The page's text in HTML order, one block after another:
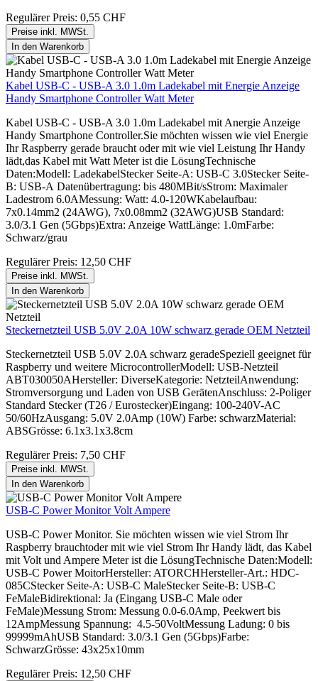
Regulärer Preis: 0,55 CHF
Preise inkl. MWSt.
In den Warenkorb
Kabel USB-C - USB-A 3.0 1.0m Ladekabel mit Energie Anzeige
Handy Smartphone Controller Watt Meter
Kabel USB-C - USB-A 3.0 1.0m Ladekabel mit Anergie Anzeige
Handy Smartphone Controller.Sie möchten wissen wie viel Energie
Ihr Raspberry gerade braucht oder mit wie viel Leistung Ihr Handy
lädt,das Kabel mit Watt Meter ist die LösungTechnische
Daten:Modell: LadekabelStecker Seite-A: USB-C 3.0Stecker Seite-
B: USB-A Datenübertragung: bis 480MBit/sStrom: Maximaler
Ladestrom 6.0AMessung: Watt: 4.0-120WKabelaufbau:
7x0.14mm2 (24AWG), 7x0.08mm2 (32AWG)USB Standard:
3.0/3.1 Gen (5Gbps)Extra: Anzeige WattLänge: 1.0mFarbe:
Schwarz/grau
Regulärer Preis: 12,50 CHF
Preise inkl. MWSt.
In den Warenkorb
Steckernetzteil USB 5.0V 2.0A 10W schwarz gerade OEM Netzteil
Steckernetzteil USB 5.0V 2.0A schwarz geradeSpeziell geeignet für
Raspberry und weitere MicrocontrollerModell: USB-Netzteil
ABT030050AHersteller: DiverseKategorie: NetzteilAnwendung:
Stromversorgung und Laden von USB GerätenAnschluss: 2-Poliger
Standard Stecker (T26 / Eurostecker)Eingang: 100-240V-AC
50/60HzAusgang: 5.0V 2.0Amp (10W) Farbe: schwarzMaterial:
ABSGrösse: 6.1x3.1x3.8cm
Regulärer Preis: 7,50 CHF
Preise inkl. MWSt.
In den Warenkorb
USB-C Power Monitor Volt Ampere
USB-C Power Monitor. Sie möchten wissen wie viel Strom Ihr
Raspberry brauchtoder mit wie viel Strom Ihr Handy lädt, das Kabel
mit Volt und Ampere Meter ist die LösungTechnische Daten:Modell:
USB-C Power MoitorHersteller: ATORCHHersteller-Art.: HDC-
085CStecker Seite-A: USB-C MaleStecker Seite-B: USB-C
FeMaleBidirektional: Ja (Eingang USB-C Male oder
FeMale)Messung Strom: Messung 0.0-6.0Amp, Peekwert bis
12AmpMessung Spannung: 4.5-50VoltMessung Ladung: 0 bis
99999mAhUSB Standard: 3.0/3.1 Gen (5Gbps)Farbe:
SchwarzGrösse: 43x25x10mm
Regulärer Preis: 12,50 CHF